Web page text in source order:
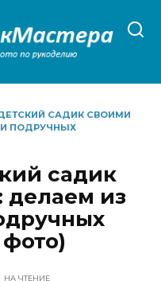
САДИК СВОИМИ
ПОДРУЧНЫХ
садик
делаем из
НА ЧТЕНИЕ